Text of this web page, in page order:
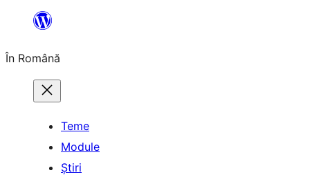
conținut
În Română
Teme
Module
Știri